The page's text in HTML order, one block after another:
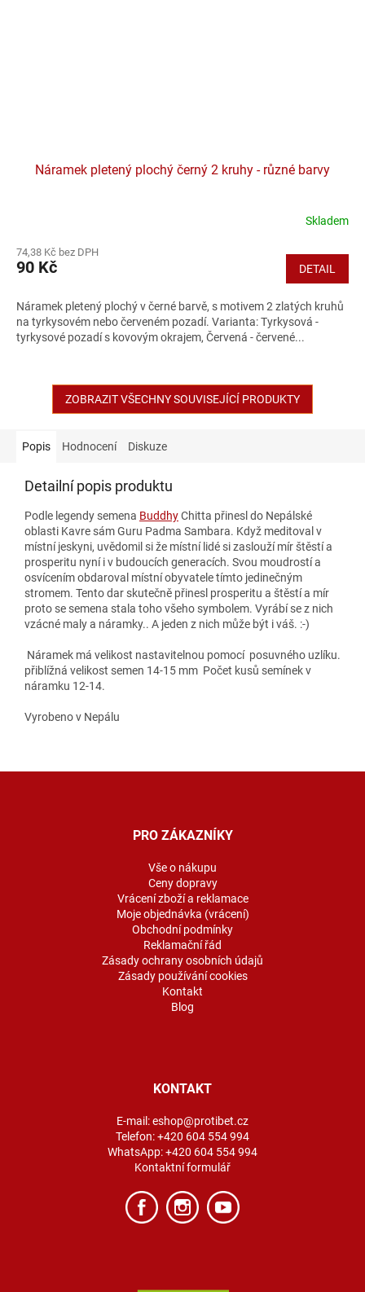
Náramek pletený plochý černý 2 kruhy - různé barvy
Skladem
74,38 Kč bez DPH
90 Kč DETAIL
Náramek pletený plochý v černé barvě, s motivem 2 zlatých kruhů
na tyrkysovém nebo červeném pozadí. Varianta: Tyrkysová -
tyrkysové pozadí s kovovým okrajem, Červená - červené...
ZOBRAZIT VŠECHNY SOUVISEJÍCÍ PRODUKTY
Popis Hodnocení Diskuze
Detailní popis produktu
Podle legendy semena BuddhyChitta přinesl do Nepálské
oblasti Kavre sám Guru Padma Sambara. Když meditoval v
místní jeskyni, uvědomil si že místní lidé si zaslouží mír štěstí a
prosperitu nyní i v budoucích generacích. Svou moudrostí a
osvícením obdaroval místní obyvatele tímto jedinečným
stromem. Tento dar skutečně přinesl prosperitu a štěstí a mír
proto se semena stala toho všeho symbolem. Vyrábí se z nich
vzácné maly a náramky.. A jeden z nich může být i váš. :-)
Náramek má velikost nastavitelnou pomocí posuvného uzlíku.
přiblížná velikost semen 14-15 mm Počet kusů semínek v
náramku 12-14.
Vyrobeno v Nepálu
PRO ZÁKAZNÍKY
Vše o nákupu
Ceny dopravy
Vrácení zboží a reklamace
Moje objednávka (vrácení)
Obchodní podmínky
Reklamační řád
Zásady ochrany osobních údajů
Zásady používání cookies
Kontakt
Blog
KONTAKT
E-mail:eshop@protibet.cz
Telefon:+420 604 554 994
WhatsApp:+420 604 554 994
Kontaktní formulář